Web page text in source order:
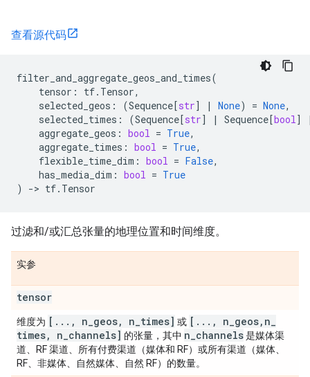
查看源代码
filter_and_aggregate_geos_and_times(
tensor : tf. Tensor,
selected_geos : (Sequence[str] | None) = None,
selected_times : (Sequence[str] | Sequence[bool]
aggregate_geos : bool = True,
aggregate_times : bool = True,
flexible_time_dim : bool = False,
has_media_dim : bool = True
)
-> tf. Tensor
过滤和/或汇总张量的地理位置和时间维度。
实参
tensor
维度为 [ . . . , n geos, n times] 或 [ . . . , n geos, n
times, n channels] 的张量，其中 n channels是媒体渠
道、RF 渠道、所有付费渠道（媒体和 RF）或所有渠道（媒体、
RF、非媒体、自然媒体、自然 RF）的数量。